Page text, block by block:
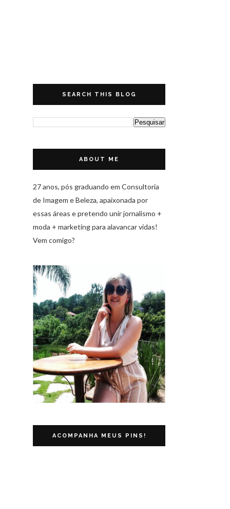
SEARCH THIS BLOG
ABOUT ME
27 anos, pós graduando em Consultoria
de Imagem e Beleza, apaixonada por
essas áreas e pretendo unir jornalismo +
moda + marketing para alavancar vidas!
Vem comigo?
ACOMPANHA MEUS PINS!